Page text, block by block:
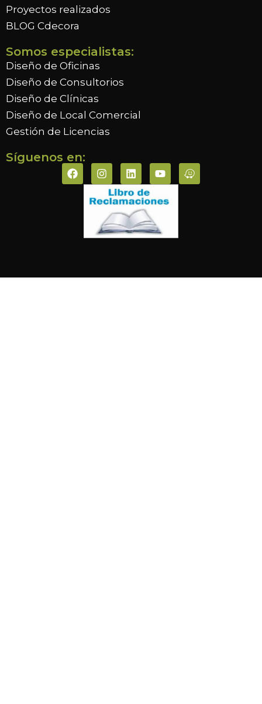
Proyectos realizados
BLOG Cdecora
Somos especialistas:
Diseño de Oficinas
Diseño de Consultorios
Diseño de Clínicas
Diseño de Local Comercial
Gestión de Licencias
Síguenos en: